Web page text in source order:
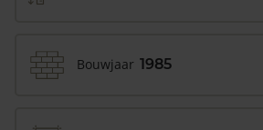
Bouwjaar 1985